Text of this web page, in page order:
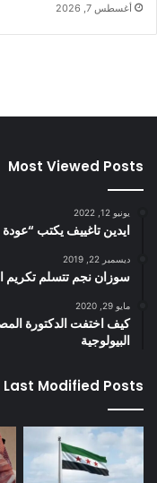
أغسطس 7, 2026
Most Viewed Posts
يونيو 12, 2022
ايدين تاغييف يكتب “عودة
ديسمبر 22, 2019
سوزان نجم تتسلم تكريم
مايو 29, 2020
كيف اختفت الدكتورة
البيولوجية
Last Modified Posts